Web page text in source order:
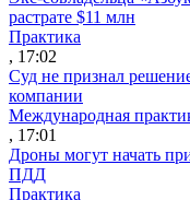
растрате $11 млн
Практика
, 17:02
Суд не признал
компании
Международная
, 17:01
Дроны могут начать
ПДД
Практика